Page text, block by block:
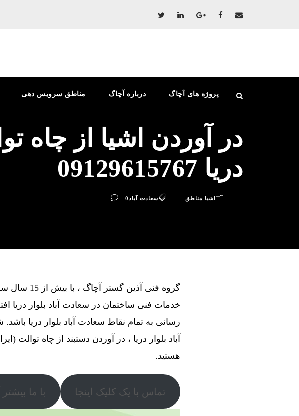
مناطق سرویس دهی درباره آچاگ پروژه های آچاگ
در آوردن اشیا از چاه
دریا 09129615767
اشیا مناطق سعادت آباد0
گروه فنی
خدمات فنی ساختمان در سعادت آباد بلوار دریا
رسانی به تمام نقاط سعادت آباد بلوار دریا
آباد بلوار دریا ، در آوردن دستبند از چاه توالت
هستید.
تماس با یک کلیک اینجا با ما